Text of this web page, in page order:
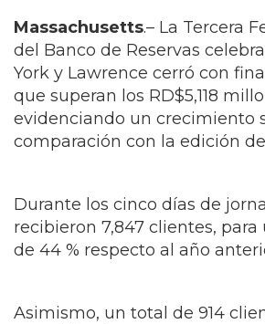
Massachusetts.– La Tercera
del Banco de Reservas
York y Lawrence cerró con
que superan los RD$5,118
evidenciando un crecimiento
comparación con la edición
Durante los cinco días de
recibieron 7,847 clientes,
de 44 % respecto al año
Asimismo, un total de 914